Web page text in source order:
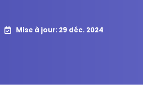
Mise à jour: 29 déc. 2024